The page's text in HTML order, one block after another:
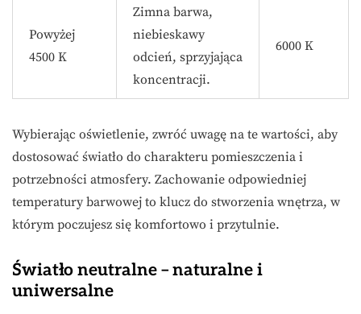
Powyżej
4500 K
Zimna barwa,
niebieskawy
odcień, sprzyjająca
koncentracji.
6000 K
Wybierając oświetlenie, zwróć uwagę na te wartości, aby
dostosować światło do charakteru pomieszczenia i
potrzebności atmosfery. Zachowanie odpowiedniej
temperatury barwowej to klucz do stworzenia wnętrza, w
którym poczujesz się komfortowo i przytulnie.
Światło neutralne – naturalne i
uniwersalne